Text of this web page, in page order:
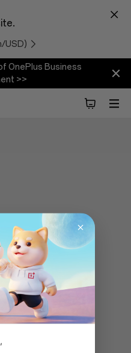
USD)
OnePlus Business
>>